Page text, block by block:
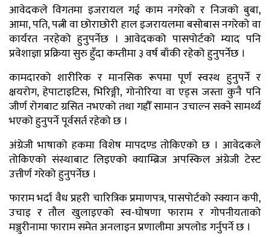
आवेदकले विगतमा इजरायल गई काम नगरेको र निजको बुबा,
आमा, पति, पत्नी वा छोराछोरी हाल इजरायलमा बसोबास नगरेको वा
कार्यरत नरहेको हुनुपर्नेछ । आवेदकको पासपोर्टको म्याद पनि
प्रवेशाज्ञा प्रक्रिया सुरु हुँदा कम्तीमा ३ वर्ष बाँकी रहेको हुनुपर्नेछ ।
कामदारको शारीरिक र मानसिक रूपमा पूर्ण स्वस्थ हुनुपर्ने र
क्षयरोग, हेपाटाइटिस, भिरिङ्गी, गोनोरिया वा एड्स जस्ता कुनै पनि
जीर्ण रोगबाट ग्रसित नभएको तथा गह्रौँ सामान उचाल्न सक्ने सामर्थ्य
भएको हुनुपर्ने पूर्वसर्त रहेको छ ।
अंग्रेजी भाषाको हकमा विशेष मापदण्ड तोकिएको छ । आवेदकले
तोकिएको संस्थाबाट लिइएको क्याम्ब्रिज अपस्किल अंग्रेजी टेस्ट
उत्तीर्ण गरेको हुनुपर्नेछ ।
फाराम भर्दा वैध प्रहरी चारित्रिक प्रमाणपत्र, पासपोर्टको स्क्यान कपी,
उचाइ र तौल खुलाइएको स्व-घोषणा फाराम र गोपनीयताको
मञ्जुरीनामा फाराम समेत अनलाइन प्रणालीमा अपलोड गर्नुपर्ने छ ।